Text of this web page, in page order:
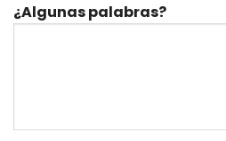
¿Algunas palabras?